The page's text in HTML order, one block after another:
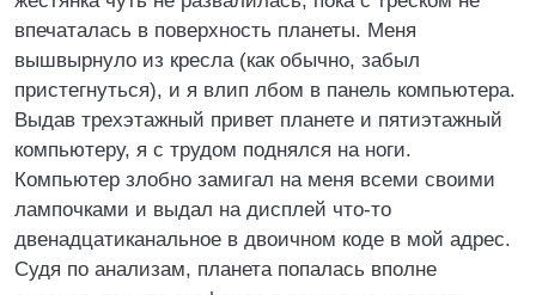
впечаталась в поверхность планеты. Меня
вышвырнуло из кресла (как обычно, забыл
пристегнуться), и я влип лбом в панель компьютера.
Выдав трехэтажный привет планете и пятиэтажный
компьютеру, я с трудом поднялся на ноги.
Компьютер злобно замигал на меня всеми своими
лампочками и выдал на дисплей что-то
двенадцатиканальное в двоичном коде в мой адрес.
Судя по анализам, планета попалась вполне